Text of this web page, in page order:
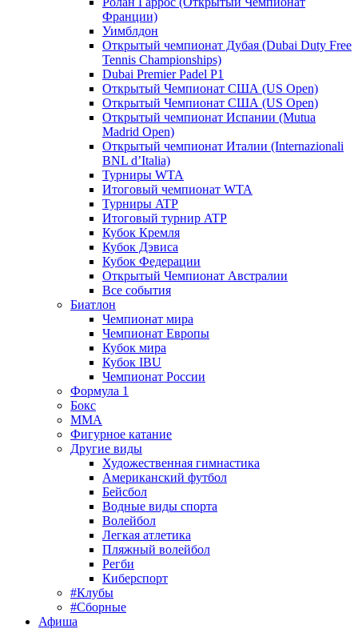
Франции)
Уимблдон
Открытый чемпионат Дубая (Dubai Duty Free
Tennis Championships)
Dubai Premier Padel P1
Открытый Чемпионат США (US Open)
Открытый Чемпионат США (US Open)
Открытый чемпионат Испании (Mutua
Madrid Open)
Открытый чемпионат Италии (Internazionali
BNL d’Italia)
Турниры WTA
Итоговый чемпионат WTA
Турниры ATP
Итоговый турнир ATP
Кубок Кремля
Кубок Дэвиса
Кубок Федерации
Открытый Чемпионат Австралии
Все события
Биатлон
Чемпионат мира
Чемпионат Европы
Кубок мира
Кубок IBU
Чемпионат России
Формула 1
Бокс
MMA
Фигурное катание
Другие виды
Художественная гимнастика
Американский футбол
Бейсбол
Водные виды спорта
Волейбол
Легкая атлетика
Пляжный волейбол
Регби
Киберспорт
#Клубы
#Сборные
Афиша